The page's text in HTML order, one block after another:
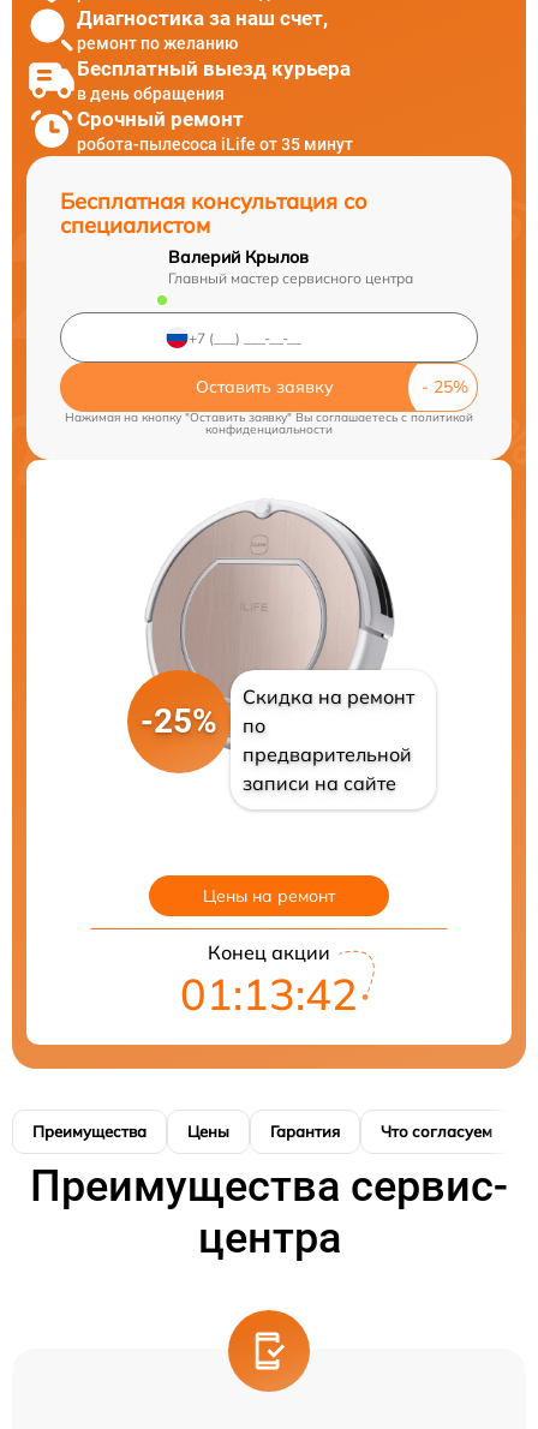
Диагностика за наш счет,
ремонт по желанию
Бесплатный выезд курьера
в день обращения
Срочный ремонт
робота-пылесоса iLife от 35 минут
Бесплатная консультация со
специалистом
Валерий Крылов
Главный мастер сервисного центра
Оставить заявку
Нажимая на кнопку "Оставить заявку" Вы соглашаетесь c политикой
конфиденциальности
-25%
Скидка на ремонт
по
предварительной
записи на сайте
Цены на ремонт
Конец акции
01:13:41
Преимущества Цены Гарантия Что согласуем
Преимущества сервис-
центра